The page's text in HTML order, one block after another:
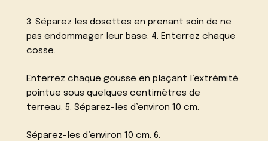
3. Séparez les dosettes en prenant soin de ne
pas endommager leur base. 4. Enterrez chaque
cosse.
Enterrez chaque gousse en plaçant l’extrémité
pointue sous quelques centimètres de
terreau. 5. Séparez-les d’environ 10 cm.
Séparez-les d’environ 10 cm. 6.